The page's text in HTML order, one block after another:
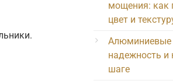
мощения: как
цвет и
Алюминиевые
надежность
шаге